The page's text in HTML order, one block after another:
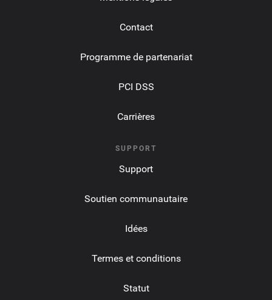
Contact
Programme de partenariat
PCI DSS
Carrières
SUPPORT
Support
Soutien communautaire
Idées
Termes et conditions
Statut